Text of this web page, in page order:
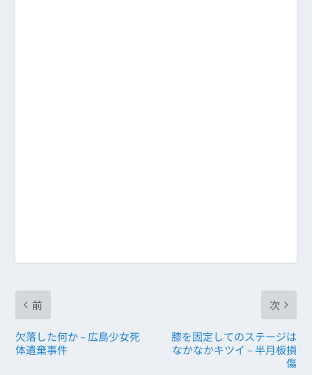
前
欠落した何か – 広島少女死
体遺棄事件
次
膝を固定してのステージは
なかなかキツイ – 半月板損
傷